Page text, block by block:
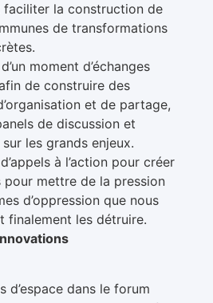
faciliter la construction de
de transformations
moment d’échanges
de construire des
et de partage,
de discussion et
les grands enjeux.
à l’action pour créer
pour mettre de la pression
d’oppression que nous
finalement les détruire.
d’espace dans le forum